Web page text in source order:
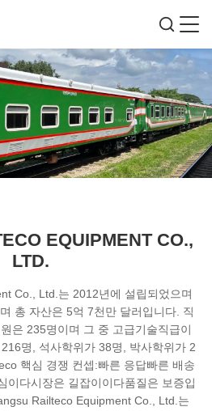
EQUIPMENT CO.,
LTD.
Co., Ltd.는 2012년에 설립되었으며
총 자산은 5억 7천만 달러입니다. 직
은 235명이며 그 중 고급기술직급이
명, 석사학위가 38명, 박사학위가 2
핵심 경쟁 컨셉:빠른 응답빠른 배송
이다시장은 길잡이이다품질은 보증입
Railteco Equipment Co., Ltd.는